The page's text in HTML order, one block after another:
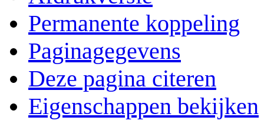
Permanente koppeling
Paginagegevens
Deze pagina citeren
Eigenschappen bekijken